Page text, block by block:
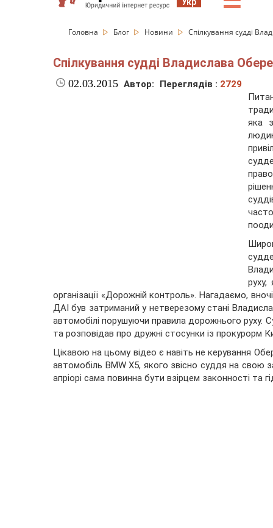
Головна Блог Новини Спілкування судді
Спілкування судді Владислава
02.03.2015 Автор: Переглядів : 2729
яка
руху,
організації «Дорожній контроль». Нагадаємо,
ДАІ був затриманий у нетверезому стані
автомобілі порушуючи правила дорожнього руху.
та розповідав про дружні стосунки із прокурорм
Цікавою на цьому відео є навіть не керування
автомобіль BMW X5, якого звісно суддя на свою
апріорі сама повинна бути взірцем законності та